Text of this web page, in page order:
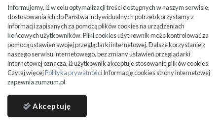
BMW M3
201748 700 kmBenzyna3000 cm3
2017, 3.0L, od ubezpieczalni
Adriatycka, 02-761 Warszawa, Polska
Informujemy, iż w celu optymalizacji treści dostępnych w naszym serwisie,
dostosowania ich do Państwa indywidualnych potrzeb korzystamy z
informacji zapisanych za pomocą plików cookies na urządzeniach
końcowych użytkowników. Pliki cookies użytkownik może kontrolować za
pomocą ustawień swojej przeglądarki internetowej. Dalsze korzystanie z
naszego serwisu internetowego, bez zmiany ustawień przeglądarki
internetowej oznacza, iż użytkownik akceptuje stosowanie plików cookies.
Czytaj więcejPolityka prywatnościInformację cookies strony internetowej
zapewnia zumzum.pl
Akceptuję